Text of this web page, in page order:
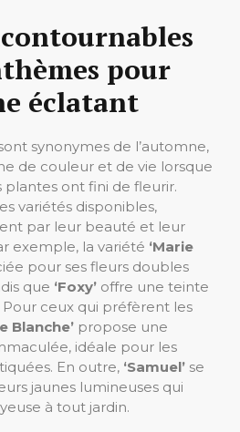
pour
éclatant
synonymes de l’automne,
de couleur et de vie lorsque
ont fini de fleurir.
variétés disponibles,
par leur beauté et leur
exemple, la variété ‘Marie
pour ses fleurs doubles
que ‘Foxy’ offre une teinte
ceux qui préfèrent les
Blanche’ propose une
idéale pour les
En outre, ‘Samuel’ se
jaunes lumineuses qui
à tout jardin.